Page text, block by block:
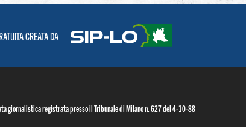
CREATA DA
giornalistica registrata presso il Tribunale di Milano n. 627 del 4-10-88